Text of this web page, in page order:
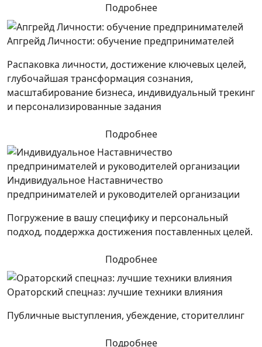
Подробнее
Апгрейд Личности: обучение предпринимателей
Распаковка личности, достижение ключевых целей,
глубочайшая трансформация сознания,
масштабирование бизнеса, индивидуальный трекинг
и персонализированные задания
Подробнее
Индивидуальное Наставничество
предпринимателей и руководителей организации
Погружение в вашу специфику и персональный
подход, поддержка достижения поставленных целей.
Подробнее
Ораторский спецназ: лучшие техники влияния
Публичные выступления, убеждение, сторителлинг
Подробнее